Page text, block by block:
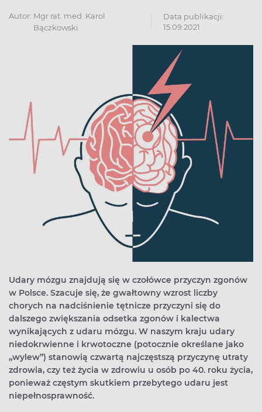
Autor: Mgr rat. med. Karol
Bączkowski
Data publikacji:
15.09.2021
Udary mózgu znajdują się w czołówce przyczyn zgonów
w Polsce. Szacuje się, że gwałtowny wzrost liczby
chorych na nadciśnienie tętnicze przyczyni się do
dalszego zwiększania odsetka zgonów i kalectwa
wynikających z udaru mózgu. W naszym kraju udary
niedokrwienne i krwotoczne (potocznie określane jako
„wylew”) stanowią czwartą najczęstszą przyczynę utraty
zdrowia, czy też życia w zdrowiu u osób po 40. roku życia,
ponieważ częstym skutkiem przebytego udaru jest
niepełnosprawność.